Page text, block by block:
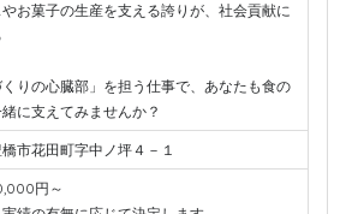
やお菓子の生産を支える誇りが、社会貢献に
くりの心臓部」を担う仕事で、あなたも食の
に支えてみませんか？
市花田町字中ノ坪４－１
円～